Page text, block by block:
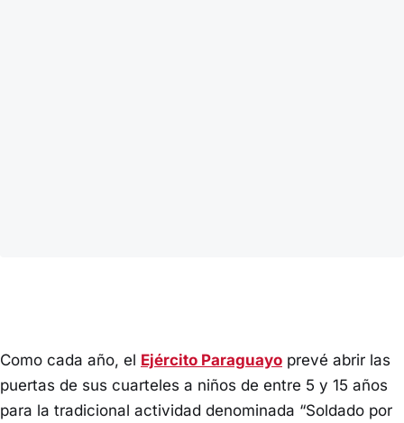
Como cada año, el Ejército Paraguayo prevé abrir las
puertas de sus cuarteles a niños de entre 5 y 15 años
para la tradicional actividad denominada “Soldado por